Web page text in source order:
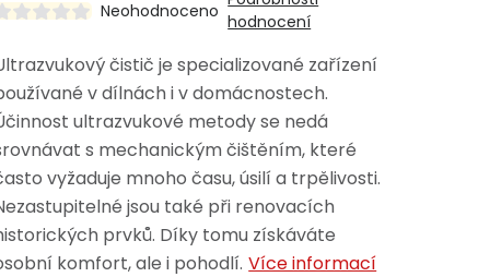
Neohodnoceno hodnocení
čistič je specializované zařízení
v dílnách i v domácnostech.
ultrazvukové metody se nedá
s mechanickým čištěním, které
vyžaduje mnoho času, úsilí a trpělivosti.
jsou také při renovacích
prvků. Díky tomu získáváte
komfort, ale i pohodlí. Více informací